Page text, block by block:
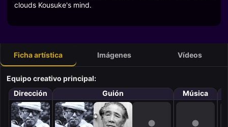
clouds Kousuke's mind.
Ficha artística Imágenes Vídeos
Equipo creativo principal:
Dirección
Guión Música